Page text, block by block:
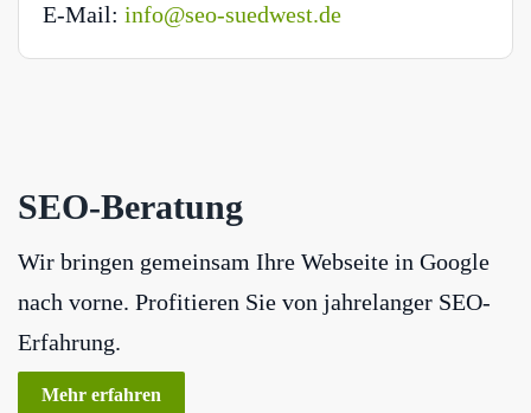
E-Mail: info@seo-suedwest.de
SEO-Beratung
Wir bringen gemeinsam Ihre Webseite in Google
nach vorne. Profitieren Sie von jahrelanger SEO-
Erfahrung.
Mehr erfahren